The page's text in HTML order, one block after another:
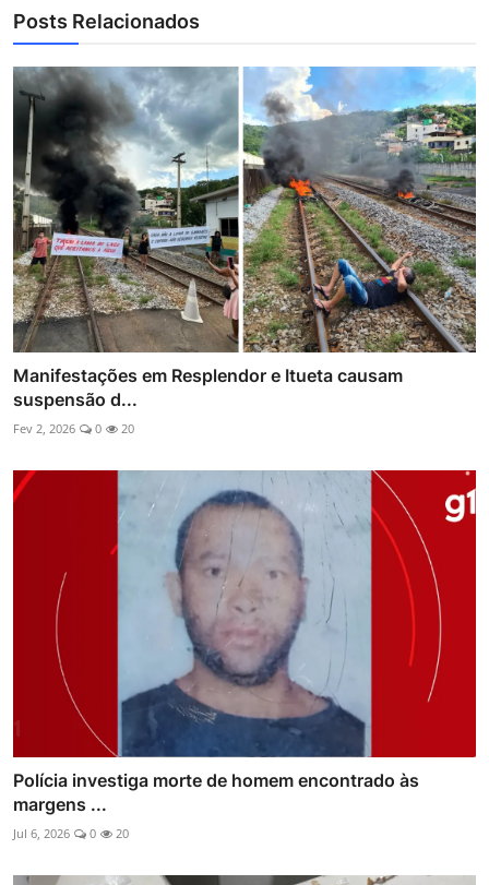
Posts Relacionados
Manifestações em Resplendor e Itueta causam
suspensão d...
Fev 2, 2026 0 20
Polícia investiga morte de homem encontrado às
margens ...
Jul 6, 2026 0 20